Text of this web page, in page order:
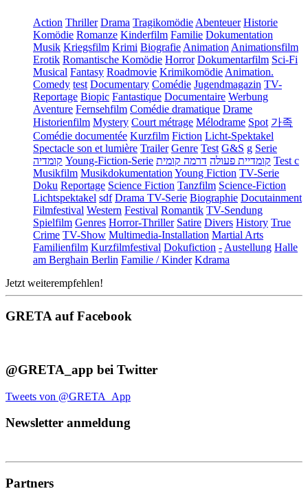
Action Thriller Drama Tragikomödie Abenteuer Historie
Komödie Romanze Kinderfilm Familie Dokumentation
Musik Kriegsfilm Krimi Biografie Animation Animationsfilm
Erotik Romantische Komödie Horror Dokumentarfilm Sci-Fi
Musical Fantasy Roadmovie Krimikomödie Animation.
Comedy test Documentary Comédie Jugendmagazin TV-
Reportage Biopic Fantastique Documentaire Werbung
Aventure Fernsehfilm Comédie dramatique Drame
Historienfilm Mystery Court métrage Mélodrame Spot 가족
Comédie documentée Kurzfilm Fiction Licht-Spektakel
Spectacle son et lumière Trailer Genre Test G&S g Serie
קומדיה Young-Fiction-Serie קומדיית פעולה דרמה קומית
Test c
Musikfilm Musikdokumentation Young Fiction TV-Serie
Doku Reportage Science Fiction Tanzfilm Science-Fiction
Lichtspektakel sdf Drama TV-Serie Biographie Docutainment
Filmfestival Western Festival Romantik TV-Sendung
Spielfilm Genres Horror-Thriller Satire Divers History True
Crime TV-Show Multimedia-Installation Martial Arts
Familienfilm Kurzfilmfestival Dokufiction - Austellung Halle
am Berghain Berlin Familie / Kinder Kdrama
Jetzt weiterempfehlen!
GRETA auf Facebook
@GRETA_app bei Twitter
Tweets von @GRETA_App
Newsletter anmeldung
Partners